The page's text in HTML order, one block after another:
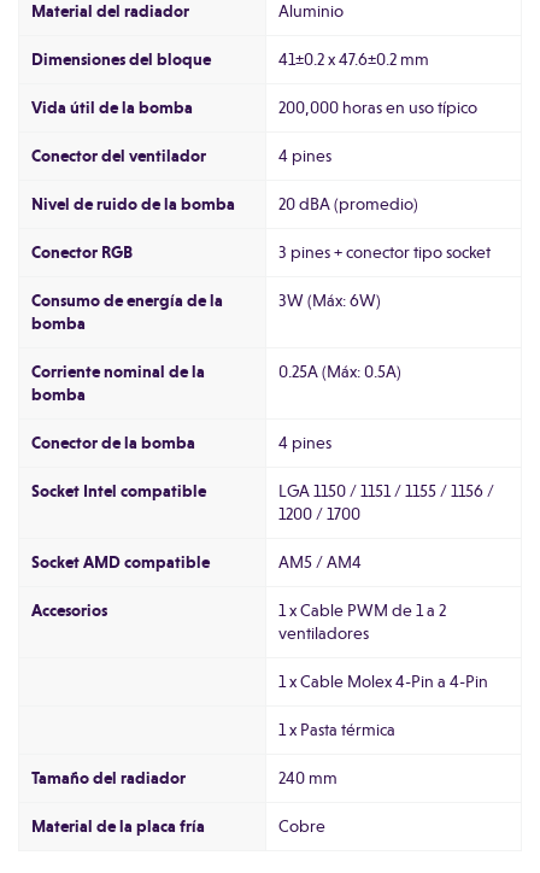
Material del radiador Aluminio
Dimensiones del bloque 41±0.2 x 47.6±0.2 mm
Vida útil de la bomba 200,000 horas en uso típico
Conector del ventilador 4 pines
Nivel de ruido de la bomba 20 dBA (promedio)
Conector RGB 3 pines + conector tipo socket
Consumo de energía de la
bomba
3W (Máx: 6W)
Corriente nominal de la
bomba
0.25A (Máx: 0.5A)
Conector de la bomba 4 pines
Socket Intel compatible
LGA 1150 / 1151 / 1155 / 1156 /
1200 / 1700
Socket AMD compatible AM5 / AM4
Accesorios
1 x Cable PWM de 1 a 2
ventiladores
1 x Cable Molex 4-Pin a 4-Pin
1 x Pasta térmica
Tamaño del radiador 240 mm
Material de la placa fría Cobre